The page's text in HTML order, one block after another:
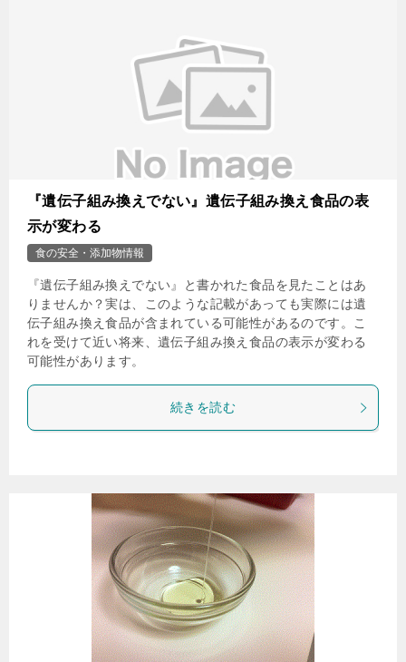
『遺伝子組み換えでない』遺伝子組み換え食品の表
示が変わる
食の安全・添加物情報
『遺伝子組み換えでない』と書かれた食品を見たことはあ
りませんか？実は、このような記載があっても実際には遺
伝子組み換え食品が含まれている可能性があるのです。こ
れを受けて近い将来、遺伝子組み換え食品の表示が変わる
可能性があります。
続きを読む